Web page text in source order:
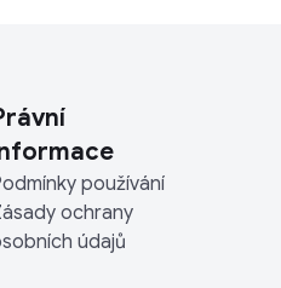
používání
ochrany
údajů